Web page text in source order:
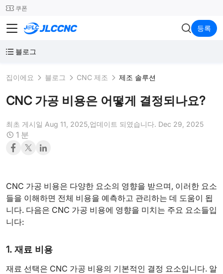
24SMT 쿠폰
JLCCNC 등록
블로그
집이에요 블로그 CNC 제조 제조 솔루션
CNC 가공 비용은 어떻게 결정되나요?
최초 게시일 Aug 11, 2025, 업데이트 되였습니다. Dec 29, 2025
1 분
CNC 가공 비용은 다양한 요소의 영향을 받으며, 이러한 요소
들을 이해하면 전체 비용을 예측하고 관리하는 데 도움이 됩
니다. 다음은 CNC 가공 비용에 영향을 미치는 주요 요소들입
니다:
1. 재료 비용
재료 선택은 CNC 가공 비용의 기본적인 결정 요소입니다. 알